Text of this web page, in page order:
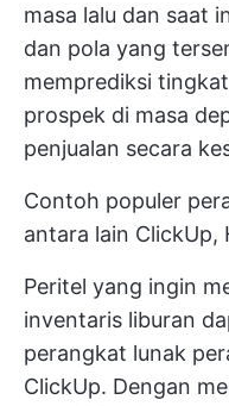
masa lalu dan saat
dan pola yang
memprediksi
prospek di masa
penjualan secara
Contoh populer
antara lain ClickUp,
Peritel yang ingin
inventaris liburan
perangkat lunak
ClickUp. Dengan